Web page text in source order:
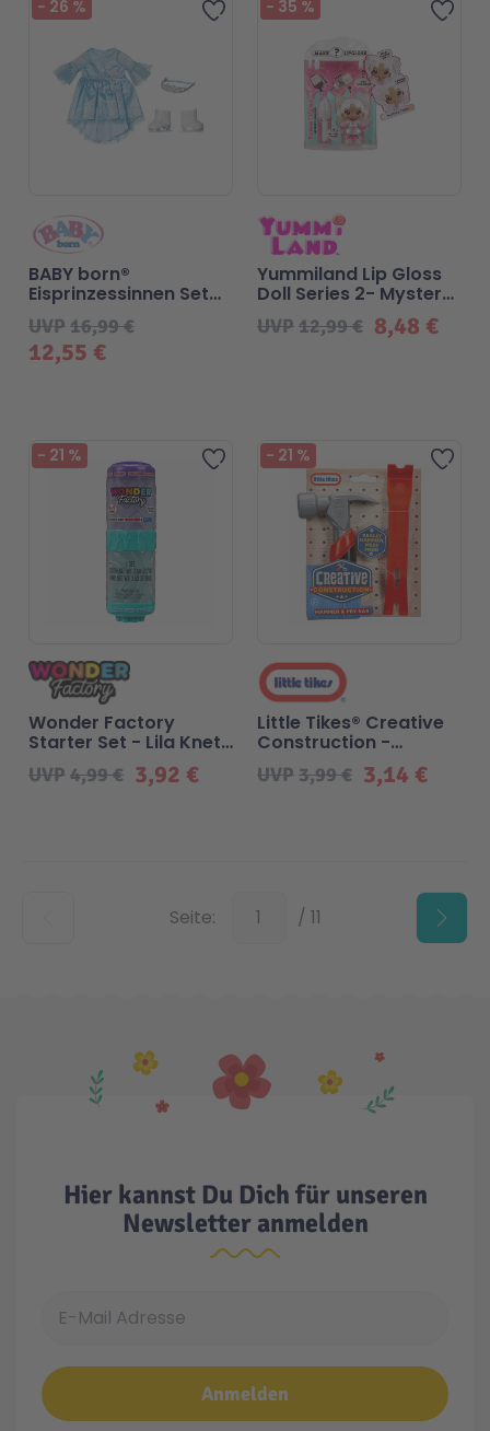
Zur Wunschliste hinzufügen
- 26 %
12,55 €
UVP16,99 €
BABY born®
Eisprinzessinnen Set
43cm
Zur
- 35 %
8,48 €
UVP12,99 €
Yummiland Lip Gloss
Doll Series 2- Mystery
Chase 2
(Neopolitan/Avery Ice
Zur Wunschliste hinzufügen
- 21 %
3,92 €
UVP4,99 €
Wonder Factory
Starter Set - Lila Knete
+ Blau-Grüner Sand
Zur
- 21 %
Beliebt
3,14 €
UVP3,99 €
Little Tikes® Creative
Construction -
Hammer und
Brechstange
Seite:Unten / 11
Hier kannst Du Dich für unseren
Newsletter anmelden
Anmelden